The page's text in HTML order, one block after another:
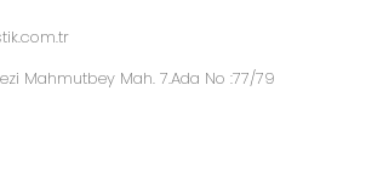
Mahmutbey Mah. 7.Ada No :77/79